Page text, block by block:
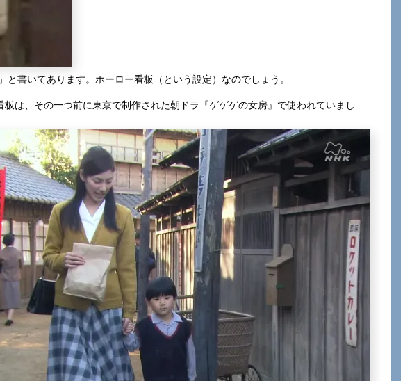
と書いてあります。ホーロー看板（という設定）なのでしょう。
板は、その一つ前に東京で制作された朝ドラ『ゲゲゲの女房』で使われていまし